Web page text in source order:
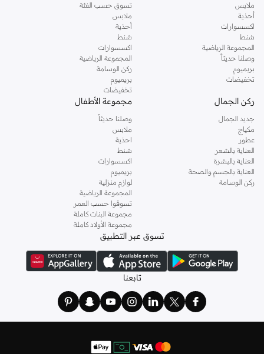
ملابس
أحذية
اكسسوارات
شنط
المجموعة الرياضية
وصلنا حديثاً
بريميوم
تخفيضات
تسوق حسب الفئة
ملابس
أحذية
شنط
اكسسوارات
المجموعة الرياضية
ركن الوسامة
بريميوم
تخفيضات
ركن الجمال
جديد الجمال
مكياج
عطور
العناية بالشعر
العناية بالبشرة
العناية بالجسم والصحة
ركن الوسامة
مجموعة الأطفال
وصلنا حديثاً
ملابس
احذية
شنط
اكسسوارات
بريميوم
لوازم منزلية
المجموعة الرياضية
تسوقوا حسب العمر
مجموعة البنات كاملة
مجموعة الأولاد كاملة
تسوق عبر التطبيق
تابعنا